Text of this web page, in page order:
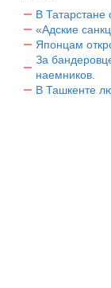
В
«Адские
Японцам
За
наемников.
В Ташкенте